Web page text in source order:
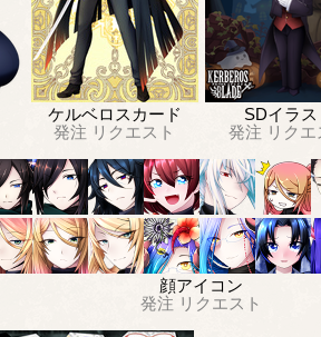
ケルベロスカード
発注 リクエスト
SDイラス
発注 リク
顔アイコン
発注 リクエスト